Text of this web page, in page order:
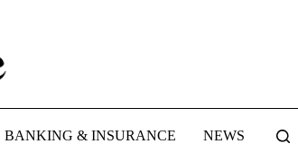
BANKING & INSURANCE NEWS